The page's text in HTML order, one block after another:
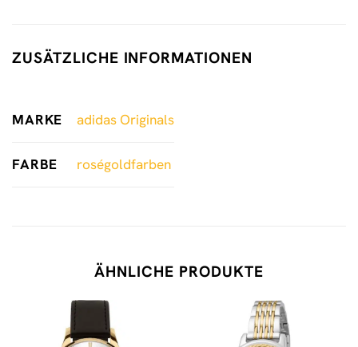
ZUSÄTZLICHE INFORMATIONEN
MARKE adidas Originals
FARBE roségoldfarben
ÄHNLICHE PRODUKTE